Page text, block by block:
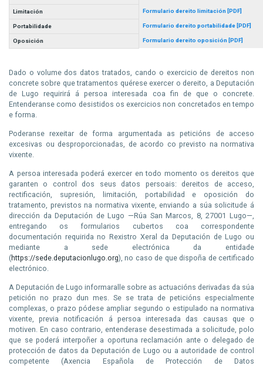
Limitación Formulario dereito limitación [PDF]
Portabilidade Formulario dereito portabilidade [PDF]
Oposición Formulario dereito oposición [PDF]
Dado o volume dos datos tratados, cando o exercicio de dereitos non
concrete sobre que tratamentos quérese exercer o dereito, a Deputación
de Lugo requirirá á persoa interesada coa fin de que o concrete.
Entenderanse como desistidos os exercicios non concretados en tempo
e forma.
Poderanse rexeitar de forma argumentada as peticións de acceso
excesivas ou desproporcionadas, de acordo co previsto na normativa
vixente.
A persoa interesada poderá exercer en todo momento os dereitos que
garanten o control dos seus datos persoais: dereitos de acceso,
rectificación, supresión, limitación, portabilidad e oposición do
tratamento, previstos na normativa vixente, enviando a súa solicitude á
dirección da Deputación de Lugo —Rúa San Marcos, 8, 27001 Lugo—,
entregando os formularios cubertos coa correspondente
documentación requirida no Rexistro Xeral da Deputación de Lugo ou
mediante a sede electrónica da entidade
(https://sede. deputacionlugo org), no caso de que dispoña de certificado
electrónico.
A Deputación de Lugo informaralle sobre as actuacións derivadas da súa
petición no prazo dun mes. Se se trata de peticións especialmente
complexas, o prazo pódese ampliar segundo o estipulado na normativa
vixente, previa notificación á persoa interesada das causas que o
motiven. En caso contrario, entenderase desestimada a solicitude, polo
que se poderá interpoñer a oportuna reclamación ante o delegado de
protección de datos da Deputación de Lugo ou a autoridade de control
competente (Axencia Española de Protección de Datos